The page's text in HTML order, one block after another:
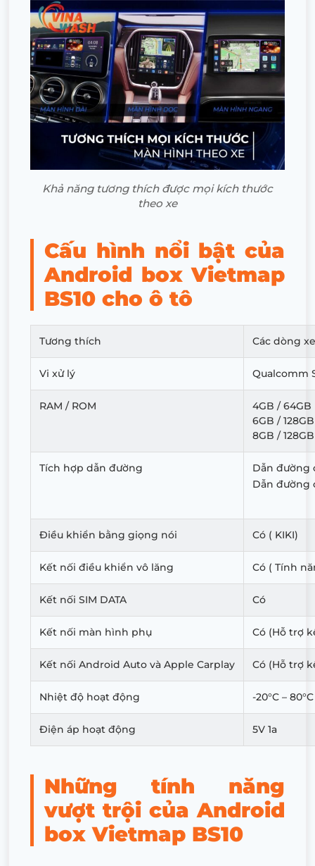
Khả năng tương thích được mọi kích thước
theo xe
Cấu hình nổi bật của
Android box Vietmap
BS10 cho ô tô
Tương thích Các dòng
Vi xử lý Qualcomm
RAM / ROM
4GB / 64GB
6GB / 128GB
8GB / 128GB
Tích hợp dẫn đường
Dẫn đường
Dẫn đường
Điều khiển bằng giọng nói Có ( KIKI)
Kết nối điều khiển vô lăng Có ( Tính
Kết nối SIM DATA Có
Kết nối màn hình phụ Có (Hỗ trợ
Kết nối Android Auto và Apple Carplay Có (Hỗ trợ
Nhiệt độ hoạt động -20°C – 80°C
Điện áp hoạt động 5V 1a
Những tính năng
vượt trội của Android
box Vietmap BS10